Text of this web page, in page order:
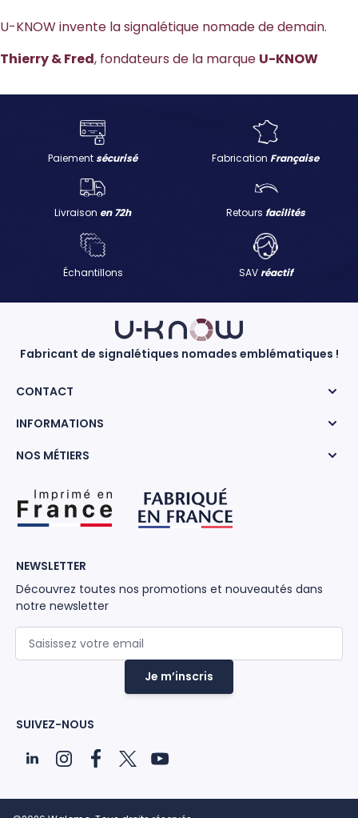
U-KNOW invente la signalétique nomade de demain.
Thierry & Fred, fondateurs de la marque U-KNOW
Paiement sécurisé Fabrication Française
Livraison en 72h Retours facilités
Échantillons SAVréactif
Fabricant de signalétiques nomades emblématiques !
CONTACT
INFORMATIONS
NOS MÉTIERS
NEWSLETTER
Découvrez toutes nos promotions et nouveautés dans
notre newsletter
Je m’inscris
SUIVEZ-NOUS